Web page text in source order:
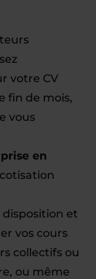
votre CV
fin de mois,
vous
en
disposition et
vos cours
collectifs ou
ou même